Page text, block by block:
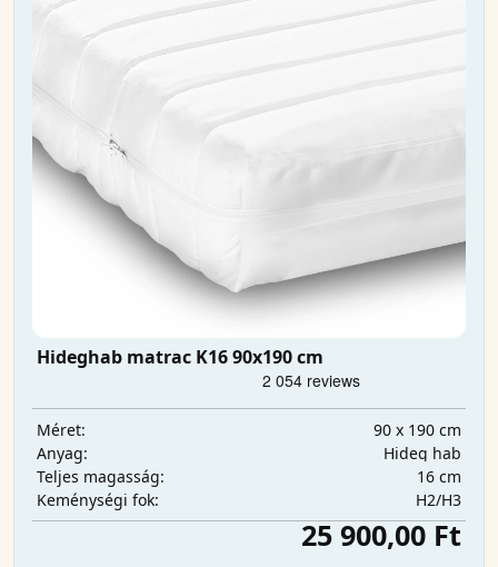
Hideghab matrac K16 90x190 cm
Méret:
90 x 190 cm
Anyag:
Hideg hab
Teljes magasság:
16 cm
Keménységi fok:
H2/H3
25 900,00 Ft